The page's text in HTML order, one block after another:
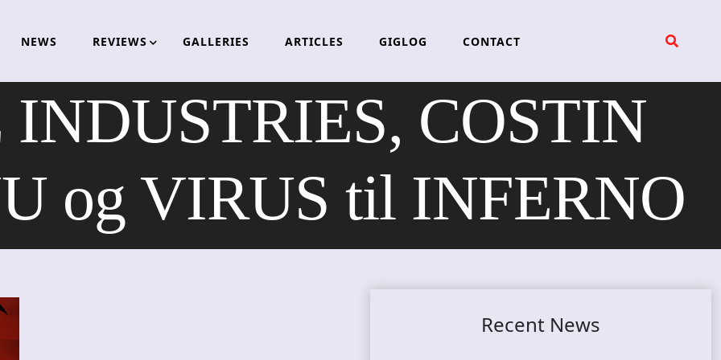
NEWS REVIEWS GALLERIES ARTICLES GIGLOG CONTACT
COSTIN
og VIRUS til INFERNO
Recent News